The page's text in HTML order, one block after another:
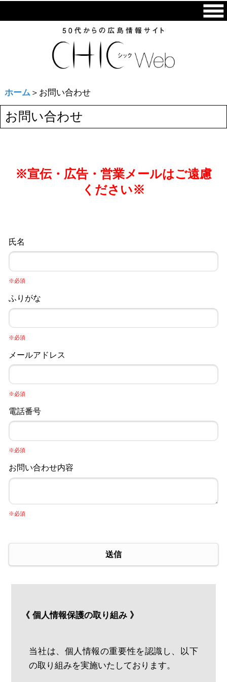
ホーム＞お問い合わせ
お問い合わせ
※宣伝・広告・営業メールはご遠慮
ください※
氏名
※必須
ふりがな
※必須
メールアドレス
※必須
電話番号
※必須
お問い合わせ内容
※必須
送信
《 個人情報保護の取り組み 》
当社は、個人情報の重要性を認識し、以下
の取り組みを実施いたしております。